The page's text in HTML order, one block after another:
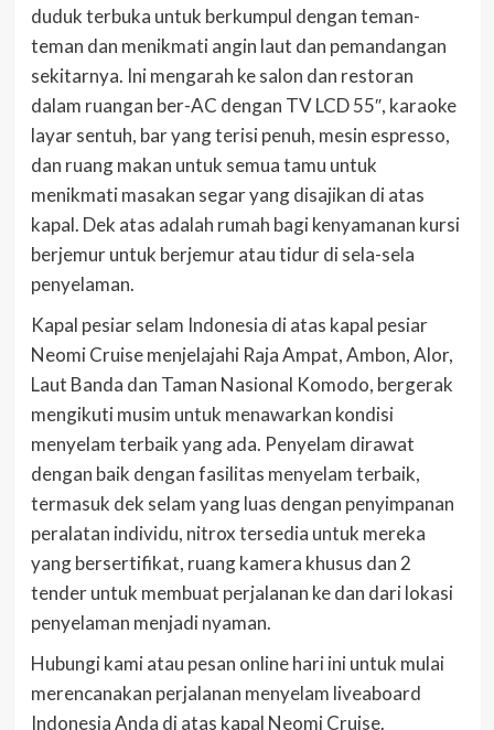
duduk terbuka untuk berkumpul dengan teman-
teman dan menikmati angin laut dan pemandangan
sekitarnya. Ini mengarah ke salon dan restoran
dalam ruangan ber-AC dengan TV LCD 55″, karaoke
layar sentuh, bar yang terisi penuh, mesin espresso,
dan ruang makan untuk semua tamu untuk
menikmati masakan segar yang disajikan di atas
kapal. Dek atas adalah rumah bagi kenyamanan kursi
berjemur untuk berjemur atau tidur di sela-sela
penyelaman.
Kapal pesiar selam Indonesia di atas kapal pesiar
Neomi Cruise menjelajahi Raja Ampat, Ambon, Alor,
Laut Banda dan Taman Nasional Komodo, bergerak
mengikuti musim untuk menawarkan kondisi
menyelam terbaik yang ada. Penyelam dirawat
dengan baik dengan fasilitas menyelam terbaik,
termasuk dek selam yang luas dengan penyimpanan
peralatan individu, nitrox tersedia untuk mereka
yang bersertifikat, ruang kamera khusus dan 2
tender untuk membuat perjalanan ke dan dari lokasi
penyelaman menjadi nyaman.
Hubungi kami atau pesan online hari ini untuk mulai
merencanakan perjalanan menyelam liveaboard
Indonesia Anda di atas kapal Neomi Cruise.